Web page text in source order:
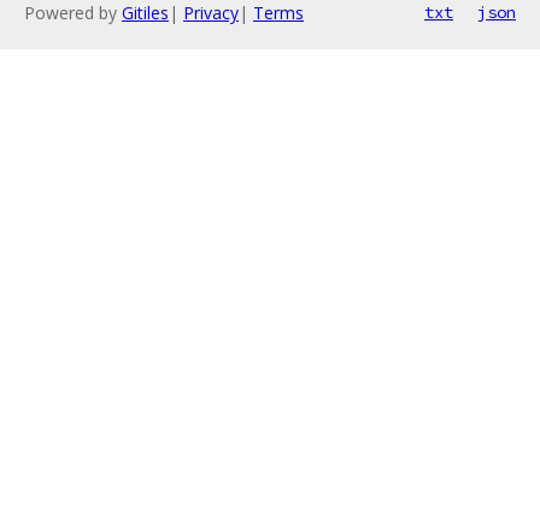
Powered by Gitiles | Privacy| Terms txt json